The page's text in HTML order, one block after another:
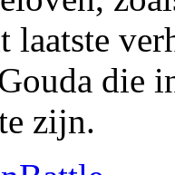
die
zijn.